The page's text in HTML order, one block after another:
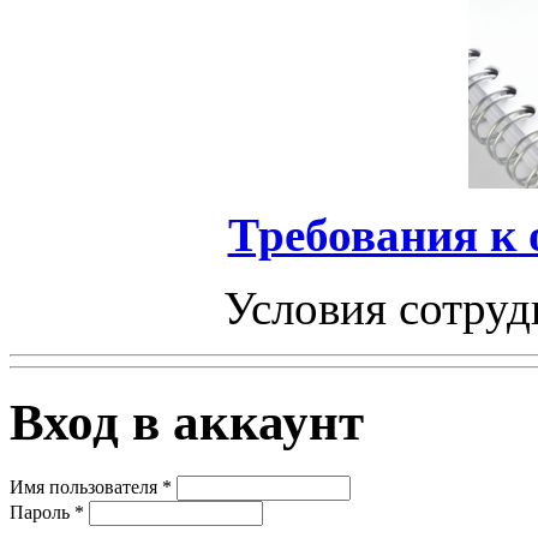
Требования к
Условия
Вход в аккаунт
Имя пользователя *
Пароль *